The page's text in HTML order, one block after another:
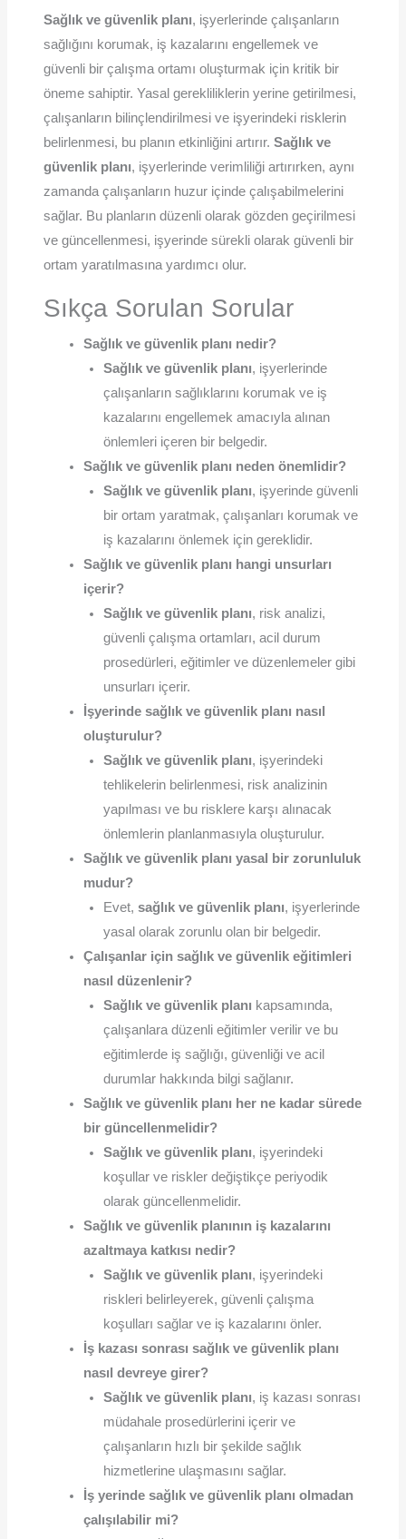
Sağlık ve güvenlik planı, işyerlerinde çalışanların
sağlığını korumak, iş kazalarını engellemek ve
güvenli bir çalışma ortamı oluşturmak için kritik bir
öneme sahiptir. Yasal gerekliliklerin yerine getirilmesi,
çalışanların bilinçlendirilmesi ve işyerindeki risklerin
belirlenmesi, bu planın etkinliğini artırır. Sağlık ve
güvenlik planı, işyerlerinde verimliliği artırırken, aynı
zamanda çalışanların huzur içinde çalışabilmelerini
sağlar. Bu planların düzenli olarak gözden geçirilmesi
ve güncellenmesi, işyerinde sürekli olarak güvenli bir
ortam yaratılmasına yardımcı olur.
Sıkça Sorulan Sorular
Sağlık ve güvenlik planı nedir?
Sağlık ve güvenlik planı, işyerlerinde
çalışanların sağlıklarını korumak ve iş
kazalarını engellemek amacıyla alınan
önlemleri içeren bir belgedir.
Sağlık ve güvenlik planı neden önemlidir?
Sağlık ve güvenlik planı, işyerinde güvenli
bir ortam yaratmak, çalışanları korumak ve
iş kazalarını önlemek için gereklidir.
Sağlık ve güvenlik planı hangi unsurları
içerir?
Sağlık ve güvenlik planı, risk analizi,
güvenli çalışma ortamları, acil durum
prosedürleri, eğitimler ve düzenlemeler gibi
unsurları içerir.
İşyerinde sağlık ve güvenlik planı nasıl
oluşturulur?
Sağlık ve güvenlik planı, işyerindeki
tehlikelerin belirlenmesi, risk analizinin
yapılması ve bu risklere karşı alınacak
önlemlerin planlanmasıyla oluşturulur.
Sağlık ve güvenlik planı yasal bir zorunluluk
mudur?
Evet, sağlık ve güvenlik planı, işyerlerinde
yasal olarak zorunlu olan bir belgedir.
Çalışanlar için sağlık ve güvenlik eğitimleri
nasıl düzenlenir?
Sağlık ve güvenlik planı kapsamında,
çalışanlara düzenli eğitimler verilir ve bu
eğitimlerde iş sağlığı, güvenliği ve acil
durumlar hakkında bilgi sağlanır.
Sağlık ve güvenlik planı her ne kadar sürede
bir güncellenmelidir?
Sağlık ve güvenlik planı, işyerindeki
koşullar ve riskler değiştikçe periyodik
olarak güncellenmelidir.
Sağlık ve güvenlik planının iş kazalarını
azaltmaya katkısı nedir?
Sağlık ve güvenlik planı, işyerindeki
riskleri belirleyerek, güvenli çalışma
koşulları sağlar ve iş kazalarını önler.
İş kazası sonrası sağlık ve güvenlik planı
nasıl devreye girer?
Sağlık ve güvenlik planı, iş kazası sonrası
müdahale prosedürlerini içerir ve
çalışanların hızlı bir şekilde sağlık
hizmetlerine ulaşmasını sağlar.
İş yerinde sağlık ve güvenlik planı olmadan
çalışılabilir mi?